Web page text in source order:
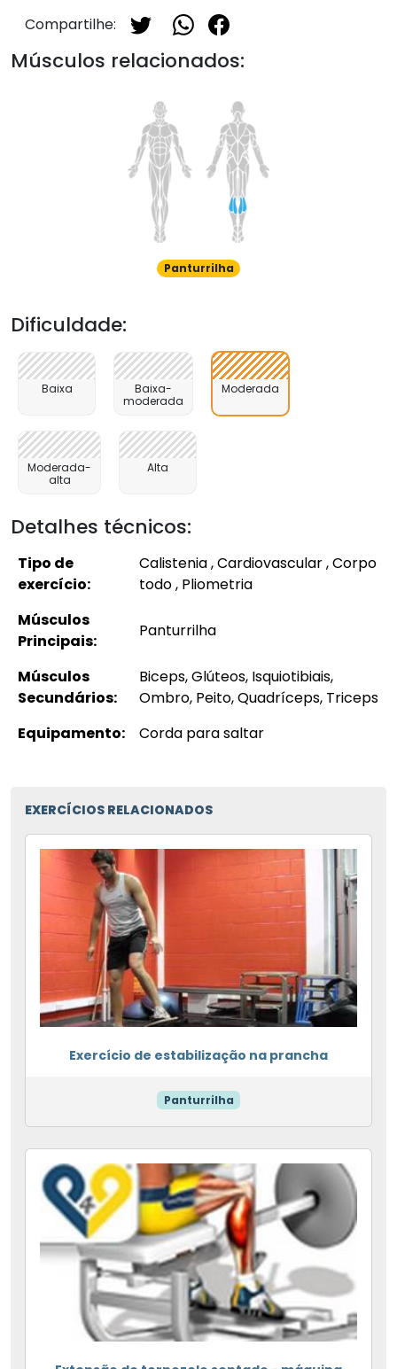
Compartilhe:
Músculos relacionados:
Panturrilha
Dificuldade:
Baixa
Baixa-
moderada
Moderada
Moderada-
alta
Alta
Detalhes técnicos:
Tipo de
exercício:
Calistenia , Cardiovascular , Corpo
todo , Pliometria
Músculos
Principais:
Panturrilha
Músculos
Secundários:
Biceps, Glúteos, Isquiotibiais,
Ombro, Peito, Quadríceps, Triceps
Equipamento:
Corda para saltar
EXERCÍCIOS RELACIONADOS
Exercício de estabilização na prancha
Panturrilha